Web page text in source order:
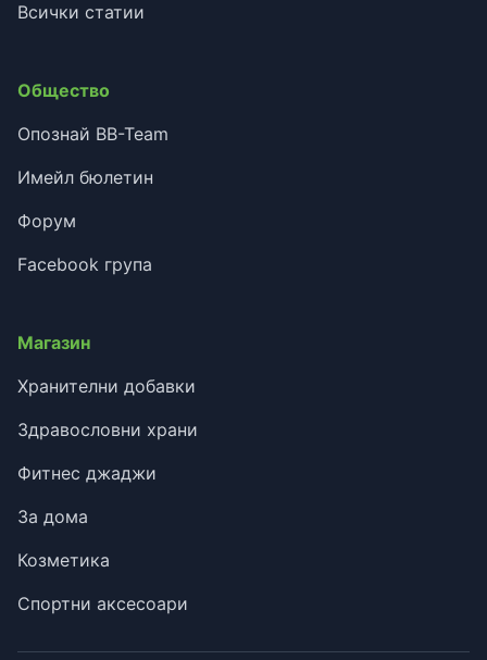
Всички статии
Общество
Опознай BB-Team
Имейл бюлетин
Форум
Facebook група
Магазин
Хранителни добавки
Здравословни храни
Фитнес джаджи
За дома
Козметика
Спортни аксесоари